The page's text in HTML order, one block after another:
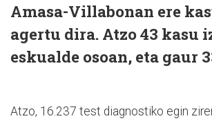
Amasa-Villabonan ere
agertu dira. Atzo 43 kasu
eskualde osoan, eta gaur
Atzo, 16.237 test diagnostiko egin